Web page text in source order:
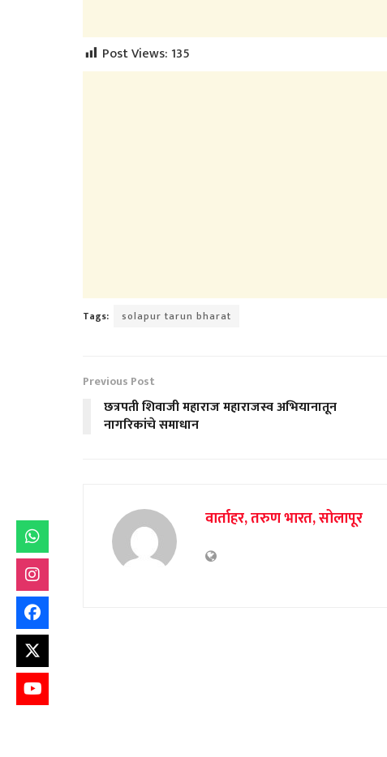
Post Views: 135
Tags: solapur tarun bharat
Previous Post
छत्रपती शिवाजी महाराज महाराजस्व अभियानातून
नागरिकांचे समाधान
वार्ताहर, तरुण भारत, सोलापूर